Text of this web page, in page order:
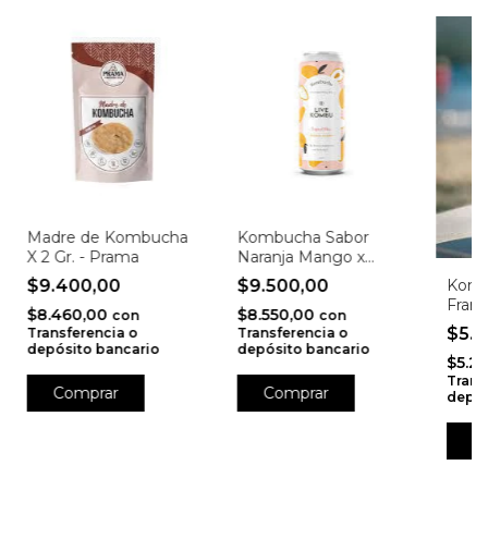
Madre de Kombucha
X 2 Gr. - Prama
$9.400,00
$8.460,00 con
Transferencia o
depósito bancario
Kombucha Sabor
Naranja Mango x
473ml - Live Kombu
$9.500,00
$8.550,00 con
Transferencia o
depósito bancario